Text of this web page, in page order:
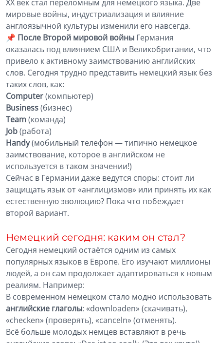
XX век стал переломным для немецкого языка. Две
мировые войны, индустриализация и влияние
англоязычной культуры изменили его навсегда.
📌 После Второй мировой войны Германия
оказалась под влиянием США и Великобритании, что
привело к активному заимствованию английских
слов. Сегодня трудно представить немецкий язык без
таких слов, как:
Computer(компьютер)
Business(бизнес)
Team(команда)
Job(работа)
Handy(мобильный телефон — типично немецкое
заимствование, которое в английском не
используется в таком значении!)
Сейчас в Германии даже ведутся споры: стоит ли
защищать язык от «англицизмов» или принять их как
естественную эволюцию? Пока что побеждает
второй вариант.
Немецкий сегодня: каким он стал?
Сегодня немецкий остаётся одним из самых
популярных языков в Европе. Его изучают миллионы
людей, а он сам продолжает адаптироваться к новым
реалиям. Например:
В современном немецком стало модно использовать
английские глаголы: «downloaden» (скачивать),
«checken» (проверять), «canceln» (отменять).
Всё больше молодых немцев вставляют в речь